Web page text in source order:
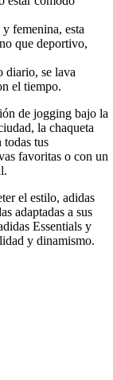
femenina, esta
que deportivo,
diario, se lava
el tiempo.
de jogging bajo la
la chaqueta
todas tus
favoritas o con un
el estilo, adidas
adaptadas a sus
Essentials y
y dinamismo.